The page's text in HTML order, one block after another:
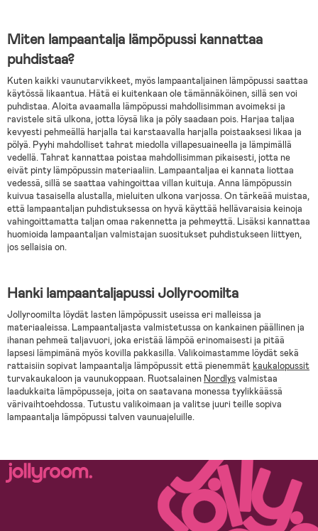
Miten lampaantalja lämpöpussi kannattaa
puhdistaa?
Kuten kaikki vaunutarvikkeet, myös lampaantaljainen lämpöpussi saattaa
käytössä likaantua. Hätä ei kuitenkaan ole tämännäköinen, sillä sen voi
puhdistaa. Aloita avaamalla lämpöpussi mahdollisimman avoimeksi ja
ravistele sitä ulkona, jotta löysä lika ja pöly saadaan pois. Harjaa taljaa
kevyesti pehmeällä harjalla tai karstaavalla harjalla poistaaksesi likaa ja
pölyä. Pyyhi mahdolliset tahrat miedolla villapesuaineella ja lämpimällä
vedellä. Tahrat kannattaa poistaa mahdollisimman pikaisesti, jotta ne
eivät pinty lämpöpussin materiaaliin. Lampaantaljaa ei kannata liottaa
vedessä, sillä se saattaa vahingoittaa villan kuituja. Anna lämpöpussin
kuivua tasaisella alustalla, mieluiten ulkona varjossa. On tärkeää muistaa,
että lampaantaljan puhdistuksessa on hyvä käyttää hellävaraisia keinoja
vahingoittamatta taljan omaa rakennetta ja pehmeyttä. Lisäksi kannattaa
huomioida lampaantaljan valmistajan suositukset puhdistukseen liittyen,
jos sellaisia on.
Hanki lampaantaljapussi Jollyroomilta
Jollyroomilta löydät lasten lämpöpussit useissa eri malleissa ja
materiaaleissa. Lampaantaljasta valmistetussa on kankainen päällinen ja
ihanan pehmeä taljavuori, joka eristää lämpöä erinomaisesti ja pitää
lapsesi lämpimänä myös kovilla pakkasilla. Valikoimastamme löydät sekä
rattaisiin sopivat lampaantalja lämpöpussit että pienemmätkaukalopussit
turvakaukaloon ja vaunukoppaan. Ruotsalainen Nordlysvalmistaa
laadukkaita lämpöpusseja, joita on saatavana monessa tyylikkäässä
värivaihtoehdossa. Tutustu valikoimaan ja valitse juuri teille sopiva
lampaantalja lämpöpussi talven vaunuajeluille.